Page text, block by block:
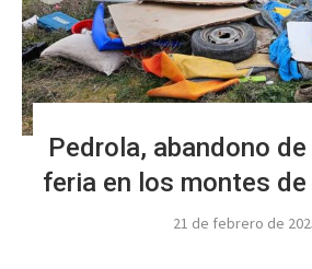
Pedrola, abandono
feria en los montes
21 de febrero de